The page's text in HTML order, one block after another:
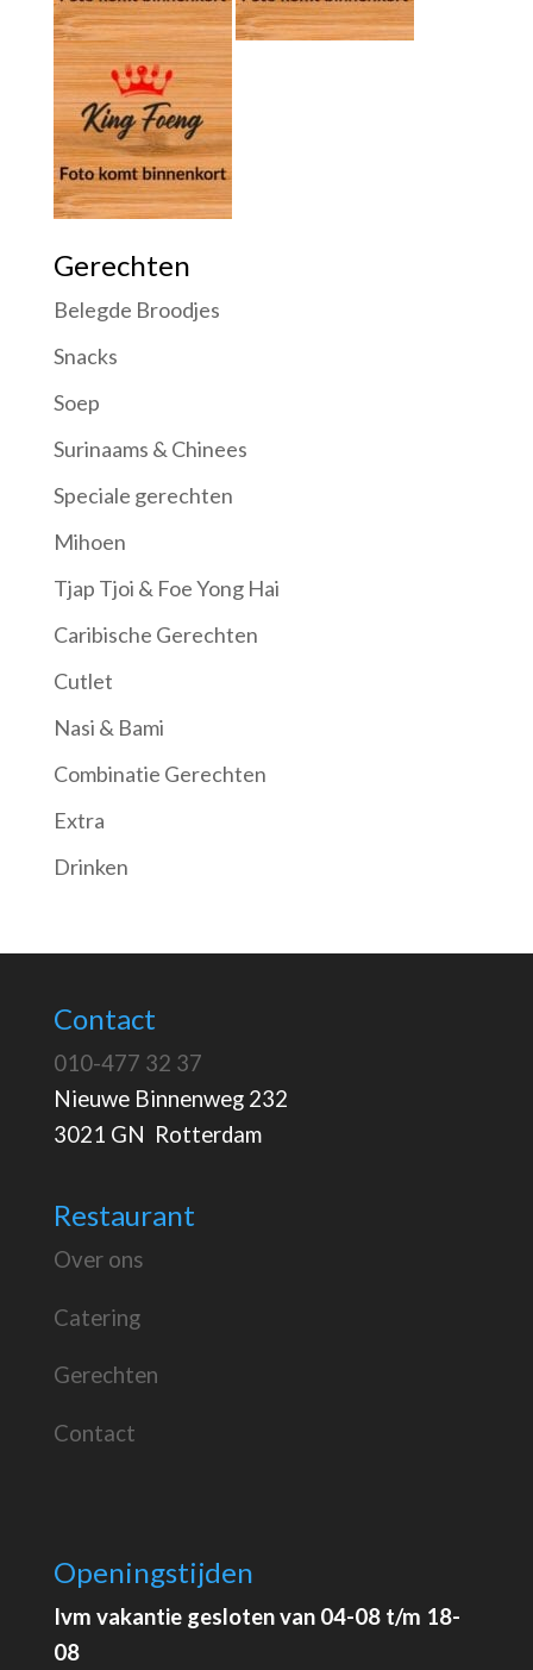
Gerechten
Belegde Broodjes
Snacks
Soep
Surinaams & Chinees
Speciale gerechten
Mihoen
Tjap Tjoi & Foe Yong Hai
Caribische Gerechten
Cutlet
Nasi & Bami
Combinatie Gerechten
Extra
Drinken
Contact
010-477 32 37
Nieuwe Binnenweg 232
3021 GN Rotterdam
Restaurant
Over ons
Catering
Gerechten
Contact
Openingstijden
Ivm vakantie gesloten van 04-08 t/m 18-
08